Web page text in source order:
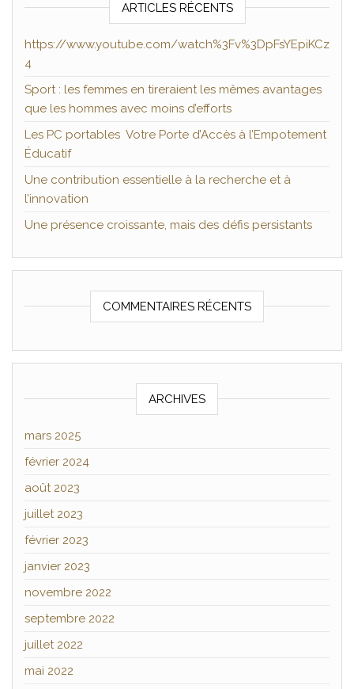
ARTICLES RÉCENTS
https://www.youtube.com/watch%3Fv%3DpFsYEpiKCz
4
Sport : les femmes en tireraient les mêmes avantages
que les hommes avec moins d’efforts
Les PC portables Votre Porte d’Accès à l’Empotement
Éducatif
Une contribution essentielle à la recherche et à
l’innovation
Une présence croissante, mais des défis persistants
COMMENTAIRES RÉCENTS
ARCHIVES
mars 2025
février 2024
août 2023
juillet 2023
février 2023
janvier 2023
novembre 2022
septembre 2022
juillet 2022
mai 2022